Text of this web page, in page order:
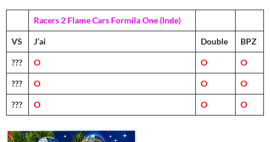
Racers 2 Flame Cars Formila One (Inde)
VS J’ai Double BPZ
??? O O O
??? O O O
??? O O O